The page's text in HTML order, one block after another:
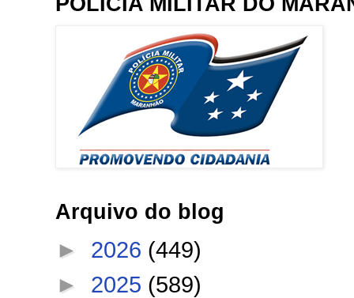
Arquivo do blog
► 2026 (449)
► 2025 (589)